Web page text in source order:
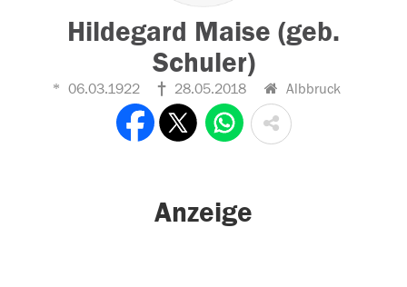
Hildegard Maise (geb.
Schuler)
06.03.1922 28.05.2018 Albbruck
Anzeige